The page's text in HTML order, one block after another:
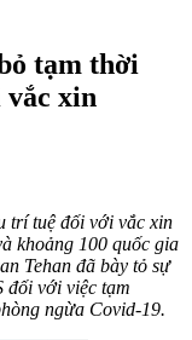
tạm thời
vắc xin
trí tuệ đối với vắc xin
khoảng 100 quốc gia
Tehan đã bày tỏ sự
đối với việc tạm
ngừa Covid-19.